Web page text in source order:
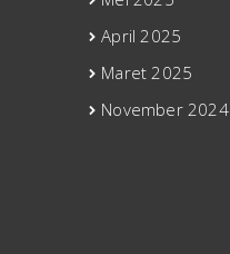
April 2025
Maret 2025
November 2024